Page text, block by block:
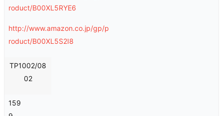
roduct/B00XL5RYE6
http://www.amazon.co.jp/gp/p
roduct/B00XL5S2I8
TP1002/08
02
159